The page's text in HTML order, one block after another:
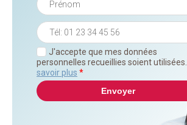
J'accepte que mes données
personnelles recueillies soient utilisées.
savoir plus *